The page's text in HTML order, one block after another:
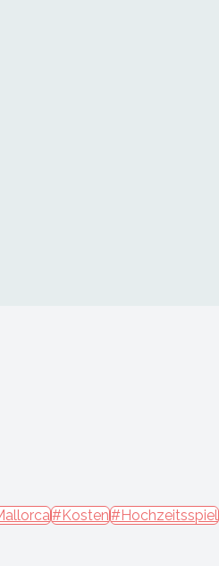
#Kosten#Hochzeitsspiel